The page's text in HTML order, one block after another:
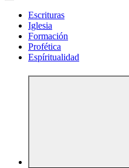
Escrituras
Iglesia
Formación
Profética
Espíritualidad